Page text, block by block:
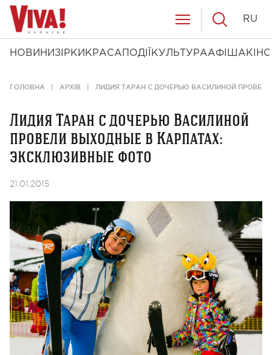
НОВИНИ ЗІРКИ КРАСА ПОДІЇ КУЛЬТУРААФІША КІНО
RU
ГОЛОВНА АРХІВ ЛИДИЯ ТАРАН С ДОЧЕРЬЮ ВАСИЛИНОЙ
Лидия Таран с дочерью Василиной
провели выходные в Карпатах:
эксклюзивные фото
21.01.2015